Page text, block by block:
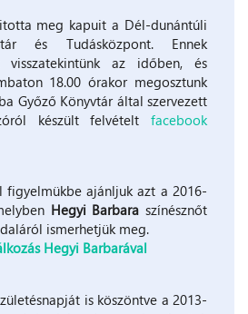
meg kapuit a Dél-dunántúli
és Tudásközpont. Ennek
az időben, és
18.00 órakor megosztunk
Győző Könyvtár által szervezett
készült felvételt facebook
figyelmükbe ajánljuk azt a 2016-
Hegyi Barbara színésznőt
ismerhetjük meg.
Hegyi Barbarával
is köszöntve a 2013-